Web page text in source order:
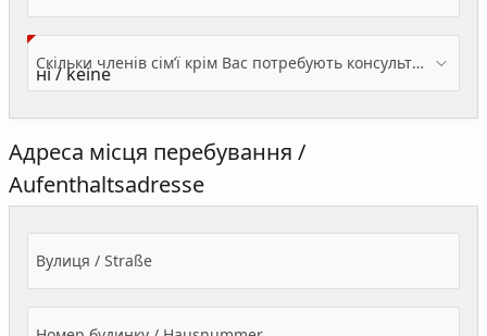
Скільки членів сім’ї крім Вас потребують консультації? / Wieviele Familienmitglieder brauchen Beratung - zusätzlich zu Ihnen?
Адреса місця перебування /
Aufenthaltsadresse
Вулиця / Straße